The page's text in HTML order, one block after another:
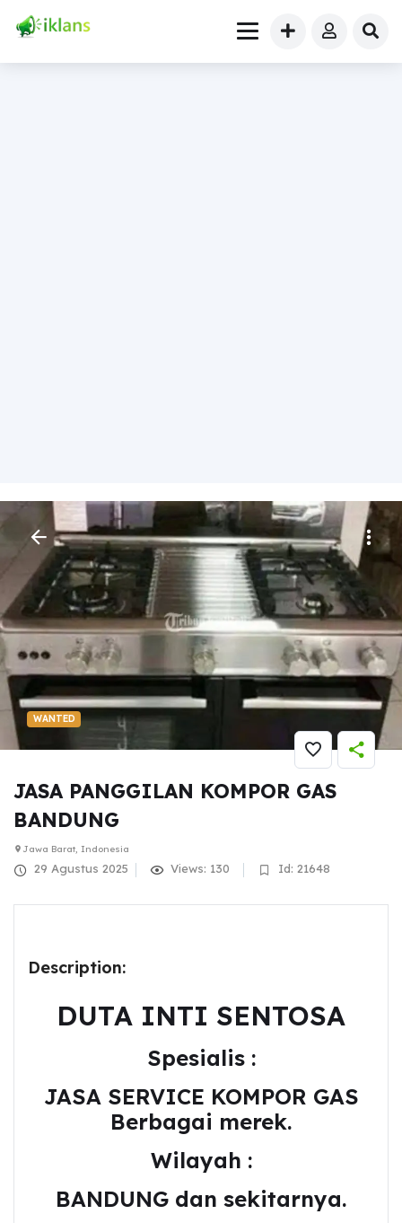
WANTED
Services»Others » JASA PANGGILAN KOMPOR GAS BANDUNG
JASA PANGGILAN KOMPOR GAS
BANDUNG
Jawa Barat, Indonesia
29 Agustus 2025 Views: 130 Id: 21648
Description:
DUTA INTI SENTOSA
Spesialis :
JASA SERVICE KOMPOR GAS
Berbagai merek.
Wilayah :
BANDUNG dan sekitarnya.